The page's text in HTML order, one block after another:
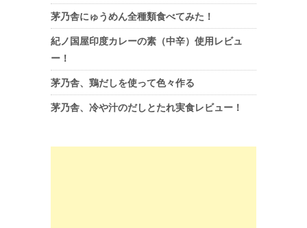
茅乃舎にゅうめん全種類食べてみた！
紀ノ国屋印度カレーの素（中辛）使用レビュ
ー！
茅乃舎、鶏だしを使って色々作る
茅乃舎、冷や汁のだしとたれ実食レビュー！